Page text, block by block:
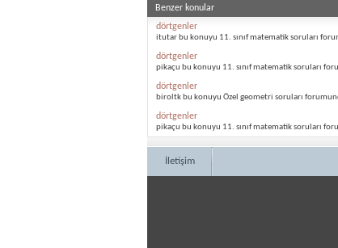
Benzer konular
dörtgenler
itutar bu konuyu 11. sınıf matematik soruları
dörtgenler
pikaçu bu konuyu 11. sınıf matematik soruları
dörtgenler
biroltk bu konuyu Özel geometri soruları
dörtgenler
pikaçu bu konuyu 11. sınıf matematik soruları
İletişim